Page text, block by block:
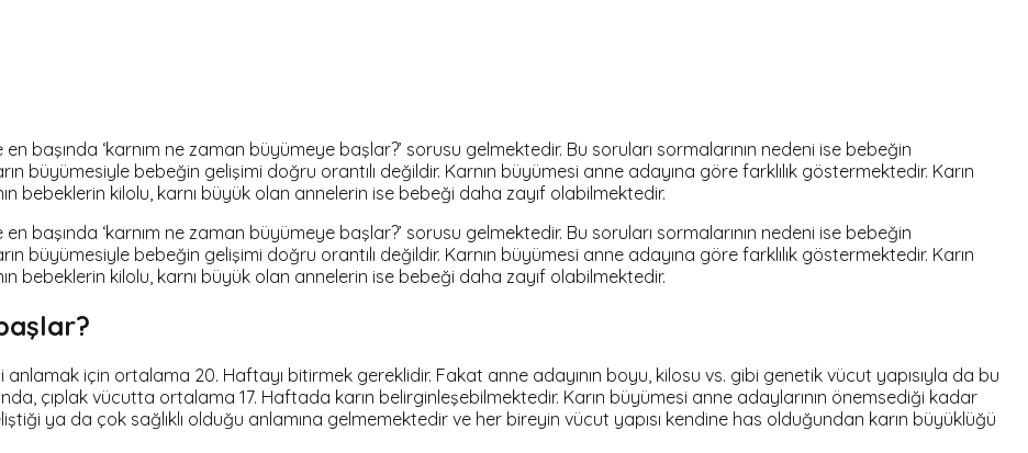
başında ‘karnım ne zaman büyümeye başlar?’ sorusu gelmektedir. Bu soruları sormalarının nedeni ise bebeğin
büyümesiyle bebeğin gelişimi doğru orantılı değildir. Karnın büyümesi anne adayına göre farklılık göstermektedir. Karın
bebeklerin kilolu, karnı büyük olan annelerin ise bebeği daha zayıf olabilmektedir.
başında ‘karnım ne zaman büyümeye başlar?’ sorusu gelmektedir. Bu soruları sormalarının nedeni ise bebeğin
büyümesiyle bebeğin gelişimi doğru orantılı değildir. Karnın büyümesi anne adayına göre farklılık göstermektedir. Karın
bebeklerin kilolu, karnı büyük olan annelerin ise bebeği daha zayıf olabilmektedir.
anlamak için ortalama 20. Haftayı bitirmek gereklidir. Fakat anne adayının boyu, kilosu vs. gibi genetik vücut yapısıyla da bu
çıplak vücutta ortalama 17. Haftada karın belirginleşebilmektedir. Karın büyümesi anne adaylarının önemsediği kadar
ya da çok sağlıklı olduğu anlamına gelmemektedir ve her bireyin vücut yapısı kendine has olduğundan karın büyüklüğü